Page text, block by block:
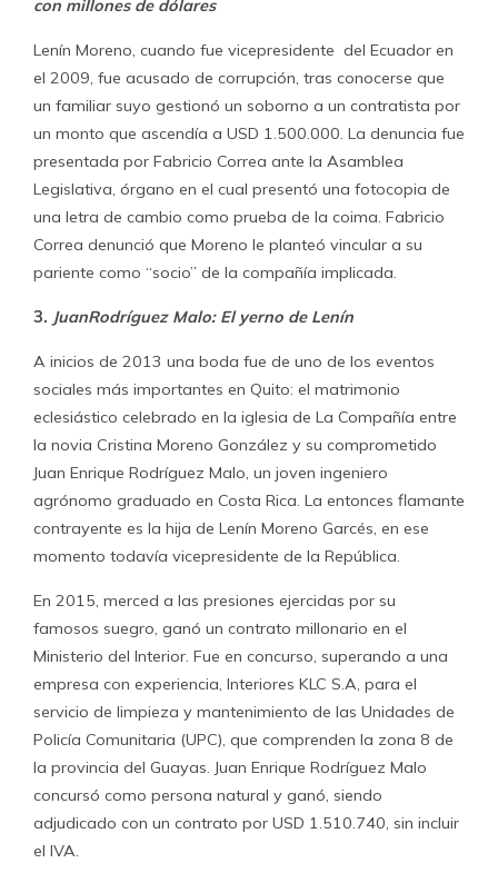
con millones de dólares
Lenín Moreno, cuando fue vicepresidente del Ecuador en
el 2009, fue acusado de corrupción, tras conocerse que
un familiar suyo gestionó un soborno a un contratista por
un monto que ascendía a USD 1.500.000. La denuncia fue
presentada por Fabricio Correa ante la Asamblea
Legislativa, órgano en el cual presentó una fotocopia de
una letra de cambio como prueba de la coima. Fabricio
Correa denunció que Moreno le planteó vincular a su
pariente como “socio” de la compañía implicada.
3. JuanRodríguez Malo: El yerno de Lenín
A inicios de 2013 una boda fue de uno de los eventos
sociales más importantes en Quito: el matrimonio
eclesiástico celebrado en la iglesia de La Compañía entre
la novia Cristina Moreno González y su comprometido
Juan Enrique Rodríguez Malo, un joven ingeniero
agrónomo graduado en Costa Rica. La entonces flamante
contrayente es la hija de Lenín Moreno Garcés, en ese
momento todavía vicepresidente de la República.
En 2015, merced a las presiones ejercidas por su
famosos suegro, ganó un contrato millonario en el
Ministerio del Interior. Fue en concurso, superando a una
empresa con experiencia, Interiores KLC S.A, para el
servicio de limpieza y mantenimiento de las Unidades de
Policía Comunitaria (UPC), que comprenden la zona 8 de
la provincia del Guayas. Juan Enrique Rodríguez Malo
concursó como persona natural y ganó, siendo
adjudicado con un contrato por USD 1.510.740, sin incluir
el IVA.